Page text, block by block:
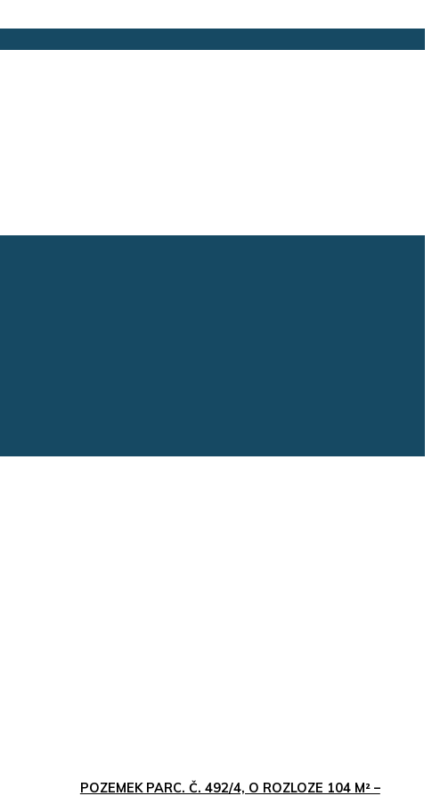
POZEMEK PARC. Č. 492/4, O ROZLOZE 104 M² –